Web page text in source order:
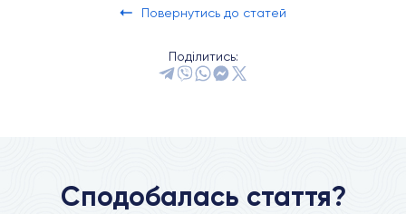
Повернутись до статей
Поділитись:
Сподобалась стаття?